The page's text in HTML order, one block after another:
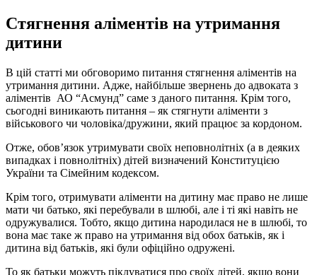
Стягнення аліментів на утримання
дитини
В цій статті ми обговоримо питання стягнення аліментів на
утримання дитини. Адже, найбільше звернень до адвоката з
аліментів АО “Асмунд” саме з даного питання. Крім того,
сьогодні виникають питання – як стягнути аліменти з
військового чи чоловіка/дружини, який працює за кордоном.
Отже, обов’язок утримувати своїх неповнолітніх (а в деяких
випадках і повнолітніх) дітей визначений Конституцією
України та Сімейним кодексом.
Крім того, отримувати аліменти на дитину має право не лише
мати чи батько, які перебували в шлюбі, але і ті які навіть не
одружувалися. Тобто, якщо дитина народилася не в шлюбі, то
вона має таке ж право на утримання від обох батьків, як і
дитина від батьків, які були офіційно одружені.
То як батьки можуть піклуватися про своїх дітей, якщо вони